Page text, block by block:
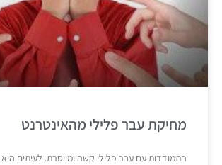
מחיקת עבר פלילי מהאינטרנט
התמודדות עם עבר פלילי קשה ומייסרת. לעיתים